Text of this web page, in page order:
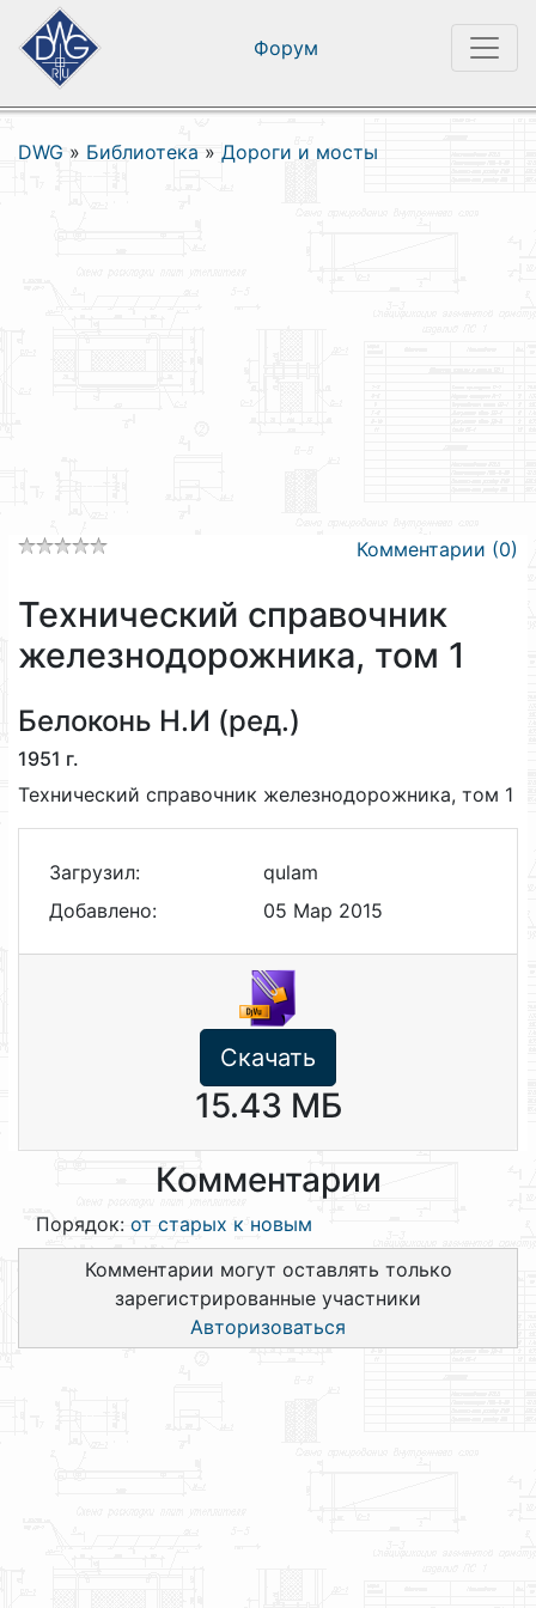
Форум
DWG » Библиотека » Дороги и мосты
Комментарии (0)
Технический справочник
железнодорожника, том 1
Белоконь Н.И (ред.)
1951 г.
Технический справочник железнодорожника, том 1
Загрузил:
qulam
Добавлено:
05 Мар 2015
Скачать
15.43 МБ
Комментарии
Порядок: от старых к новым
Комментарии могут оставлять только
зарегистрированные участники
Авторизоваться